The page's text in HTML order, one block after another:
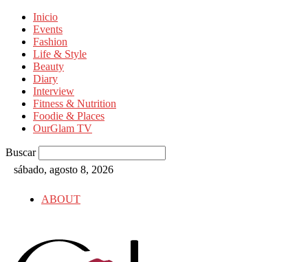
Inicio
Events
Fashion
Life & Style
Beauty
Diary
Interview
Fitness & Nutrition
Foodie & Places
OurGlam TV
Buscar
sábado, agosto 8, 2026
ABOUT